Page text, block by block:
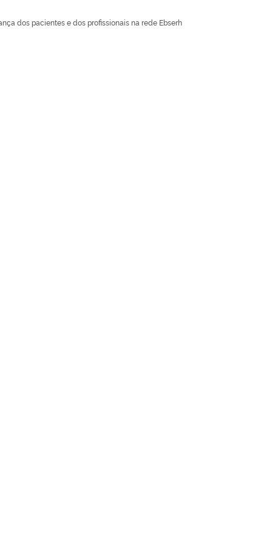
dos pacientes e dos profissionais na rede Ebserh